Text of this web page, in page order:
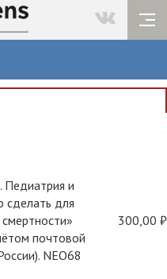
Педиатрия и
сделать для
почтовой
NEO68
300,00 ₽